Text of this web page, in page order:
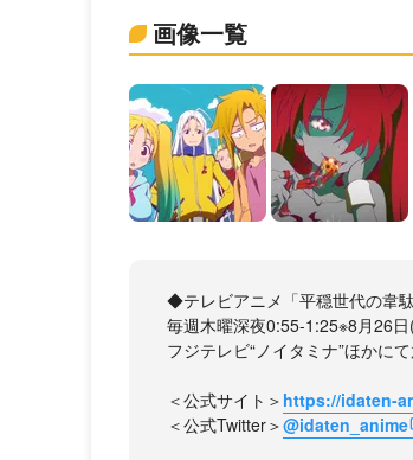
画像一覧
◆テレビアニメ「平穏世代の韋駄
毎週木曜深夜0:55-1:25※8月26
フジテレビ“ノイタミナ”ほかに
＜公式サイト＞ https://idaten-
＜公式Twitter＞@idaten_anime